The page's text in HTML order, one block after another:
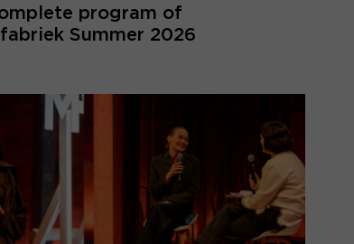
program of
Summer 2026